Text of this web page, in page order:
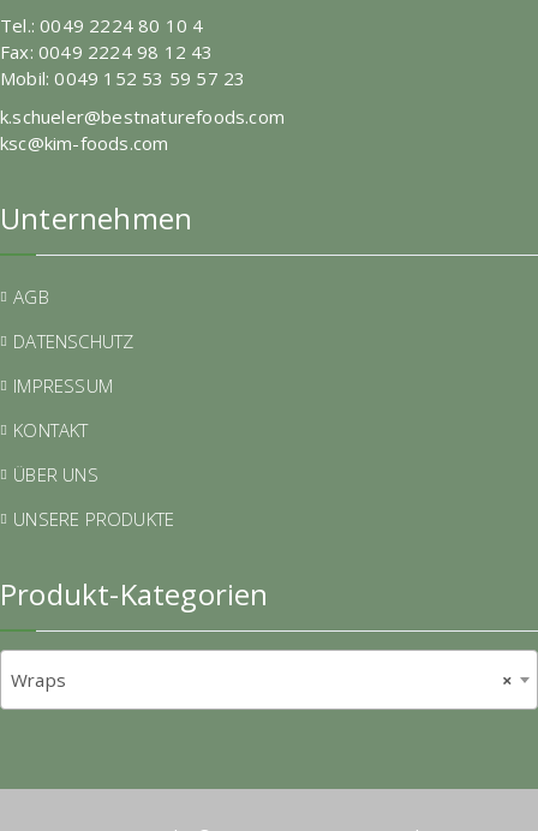
Tel.: 0049 2224 80 10 4
Fax: 0049 2224 98 12 43
Mobil: 0049 152 53 59 57 23
k.schueler@bestnaturefoods.com
ksc@kim-foods.com
Unternehmen
AGB
DATENSCHUTZ
IMPRESSUM
KONTAKT
ÜBER UNS
UNSERE PRODUKTE
Produkt-Kategorien
×
Wraps